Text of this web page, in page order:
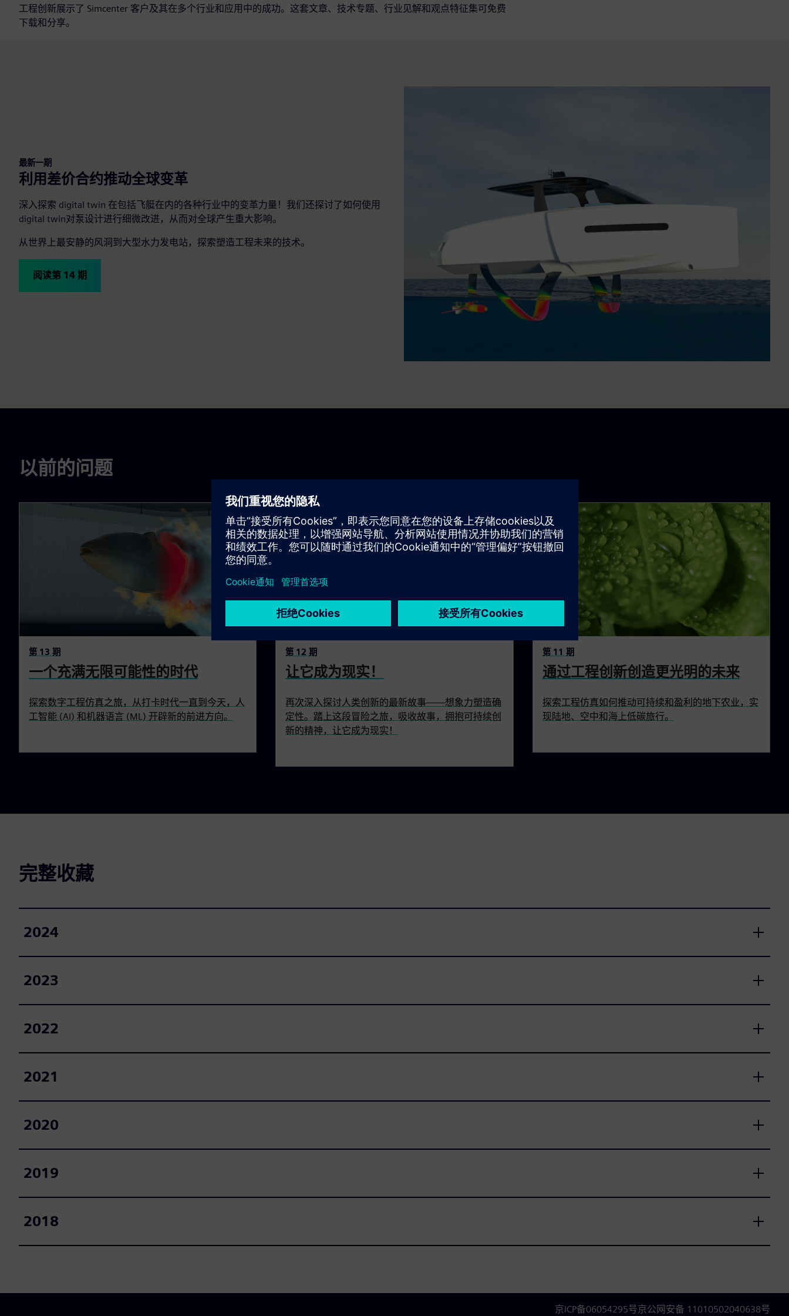
工程创新展示了 Simcenter 客户及其在多个行业和应用中的成功。这套文章、技术专题、行业见解和观点特征集可免费
下载和分享。
最新一期
利用差价合约推动全球变革
深入探索 digital twin 在包括飞艇在内的各种行业中的变革力量！我们还探讨了如何使用
digital twin对泵设计进行细微改进，从而对全球产生重大影响。
从世界上最安静的风洞到大型水力发电站，探索塑造工程未来的技术。
阅读第 14 期
以前的问题
第 13 期
一个充满无限可能性的时代
探索数字工程仿真之旅，从打卡时代一直到今天，人
工智能 (AI) 和机器语言 (ML) 开辟新的前进方向。
第 12 期
让它成为现实！
再次深入探讨人类创新的最新故事——想象力塑造确
定性。踏上这段冒险之旅，吸收故事，拥抱可持续创
新的精神，让它成为现实！
第 11 期
通过工程创新创造更光明的未来
探索工程仿真如何推动可持续和盈利的地下农业，实
现陆地、空中和海上低碳旅行。
完整收藏
2024
2023
2022
2021
2020
2019
2018
京ICP备06054295号京公网安备 11010502040638号